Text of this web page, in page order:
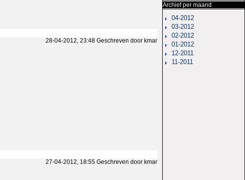
28-04-2012, 23:48 Geschreven door kmar
27-04-2012, 18:55 Geschreven door kmar
Archief per maand
04-2012
03-2012
02-2012
01-2012
12-2011
11-2011